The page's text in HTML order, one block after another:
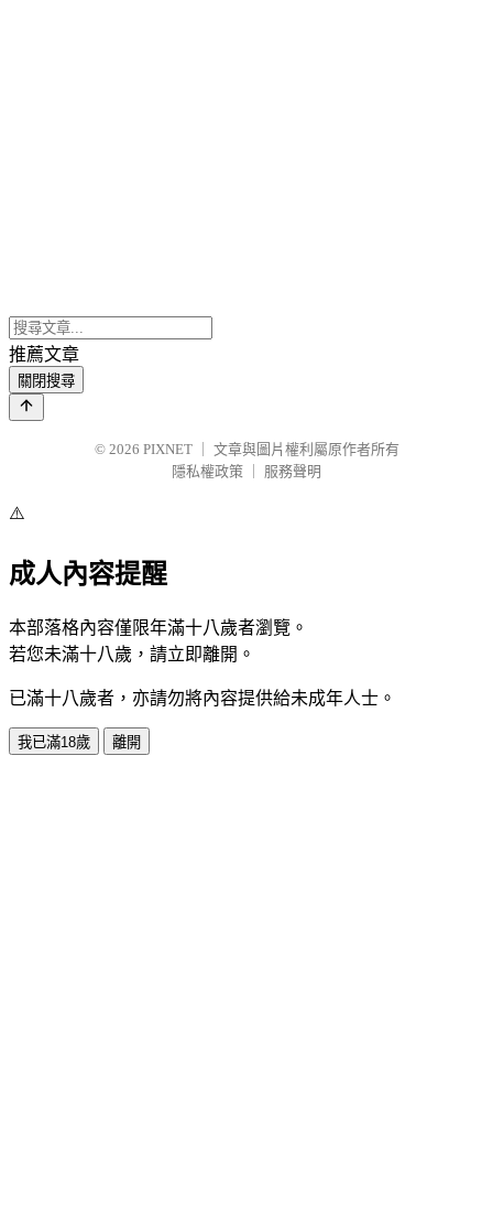
推薦文章
關閉搜尋
© 2026 PIXNET
文章與圖片權利屬原作者所有
隱私權政策
服務聲明
⚠️
成人內容提醒
本部落格內容僅限年滿十八歲者瀏覽。
若您未滿十八歲，請立即離開。
已滿十八歲者，亦請勿將內容提供給未成年人士。
我已滿18歲 離開